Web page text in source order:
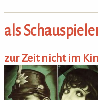
als
zur Zeit nicht im